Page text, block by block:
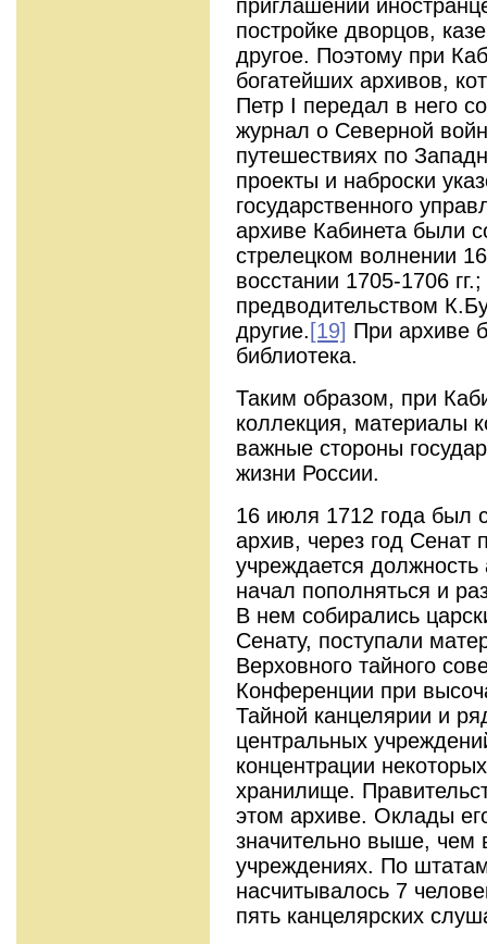
приглашении
постройке дворцов,
другое. Поэтому при
богатейших архивов,
Петр I передал в него
журнал о Северной
путешествиях по
проекты и наброски
государственного
архиве Кабинета были
стрелецком волнении
восстании 1705-1706
предводительством
другие. [19] При архиве
библиотека.
Таким образом, при
коллекция, материалы
важные стороны
жизни России.
16 июля 1712 года был
архив, через год Сенат
учреждается
начал пополняться и
В нем собирались
Сенату, поступали
Верховного тайного
Конференции при
Тайной канцелярии и
центральных
концентрации
хранилище.
этом архиве. Оклады
значительно выше, чем
учреждениях. По
насчитывалось 7
пять канцелярских